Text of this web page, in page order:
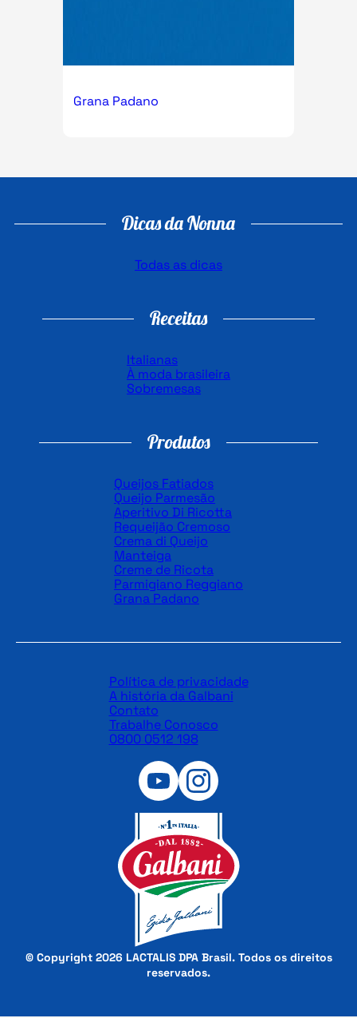
Grana Padano
Dicas da Nonna
Todas as dicas
Receitas
Italianas
À moda brasileira
Sobremesas
Produtos
Queijos Fatiados
Queijo Parmesão
Aperitivo Di Ricotta
Requeijão Cremoso
Crema di Queijo
Manteiga
Creme de Ricota
Parmigiano Reggiano
Grana Padano
Política de privacidade
A história da Galbani
Contato
Trabalhe Conosco
0800 0512 198
© Copyright 2026 LACTALIS DPA Brasil. Todos os direitos
reservados.